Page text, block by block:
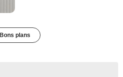
Bons plans